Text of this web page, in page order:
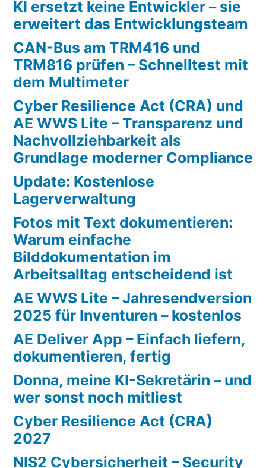
KI ersetzt keine Entwickler – sie
erweitert das Entwicklungsteam
CAN-Bus am TRM416 und
TRM816 prüfen – Schnelltest mit
dem Multimeter
Cyber Resilience Act (CRA) und
AE WWS Lite – Transparenz und
Nachvollziehbarkeit als
Grundlage moderner Compliance
Update: Kostenlose
Lagerverwaltung
Fotos mit Text dokumentieren:
Warum einfache
Bilddokumentation im
Arbeitsalltag entscheidend ist
AE WWS Lite – Jahresendversion
2025 für Inventuren – kostenlos
AE Deliver App – Einfach liefern,
dokumentieren, fertig
Donna, meine KI-Sekretärin – und
wer sonst noch mitliest
Cyber Resilience Act (CRA)
2027
NIS2 Cybersicherheit – Security